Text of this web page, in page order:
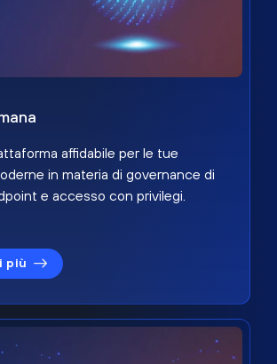
affidabile per le tue
in materia di governance di
e accesso con privilegi.
più